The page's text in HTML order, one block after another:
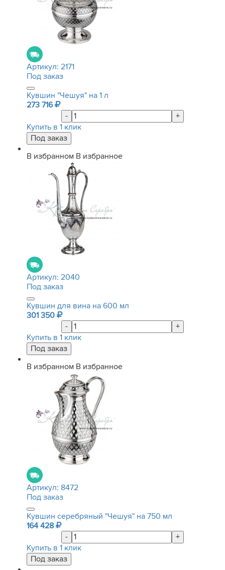
Артикул: 2171
Под заказ
Кувшин "Чешуя" на 1 л
273 716
-
+
Купить в 1 клик
В избранном В избранное
Артикул: 2040
Под заказ
Кувшин для вина на 600 мл
301 350
-
+
Купить в 1 клик
В избранном В избранное
Артикул: 8472
Под заказ
Кувшин серебряный "Чешуя" на 750 мл
164 428
-
+
Купить в 1 клик